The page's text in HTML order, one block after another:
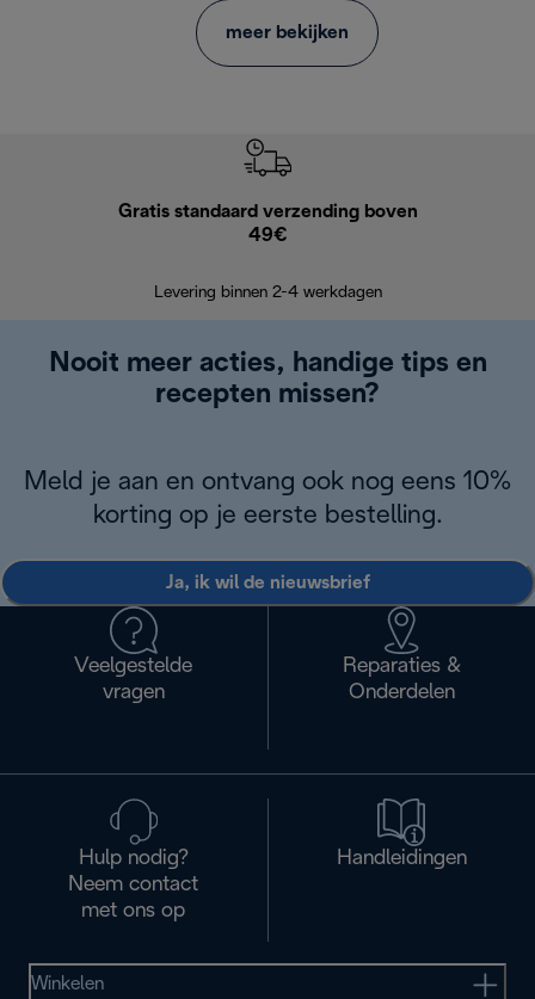
meer bekijken
Gratis standaard verzending boven
49€
Levering binnen 2-4 werkdagen
Nooit meer acties, handige tips en
recepten missen?
Meld je aan en ontvang ook nog eens 10%
korting op je eerste bestelling.
Ja, ik wil de nieuwsbrief
Veelgestelde
vragen
Reparaties &
Onderdelen
Hulp nodig?
Neem contact
met ons op
Handleidingen
Winkelen